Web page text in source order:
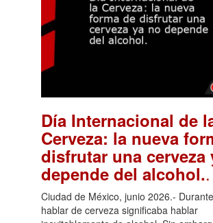
Día Internacional de
Cerveza: la nueva
disfrutar una cerveza
depende del alcohol..
Ciudad de México, junio 2026.-
hablar de cerveza significaba hablar